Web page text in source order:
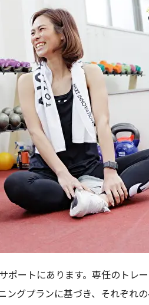
ートにあります。専任のトレ
グプランに基づき、それぞれ